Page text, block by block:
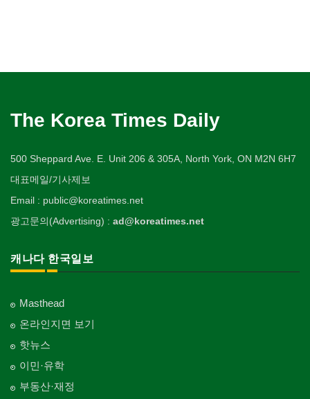
The Korea Times Daily
500 Sheppard Ave. E. Unit 206 & 305A, North York, ON M2N 6H7
대표메일/기사제보
Email : public@koreatimes.net
광고문의(Advertising) : ad@koreatimes.net
캐나다 한국일보
Masthead
온라인지면 보기
핫뉴스
이민·유학
부동산·재정